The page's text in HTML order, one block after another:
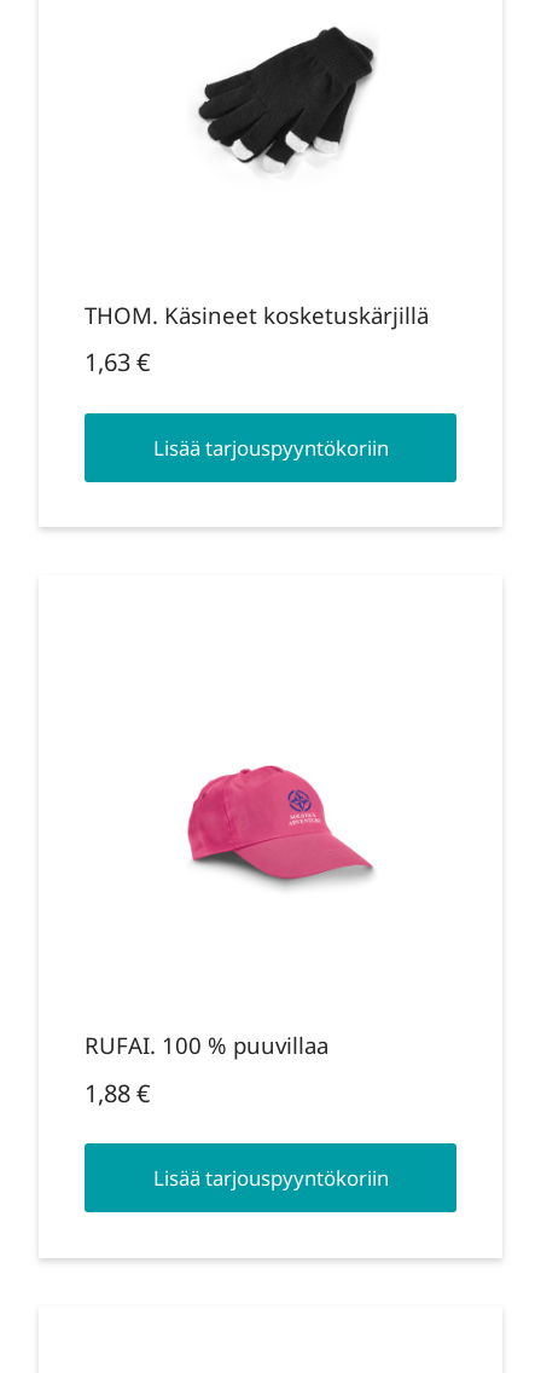
THOM. Käsineet kosketuskärjillä
1,63€
Lisää tarjouspyyntökoriin
RUFAI. 100 % puuvillaa
1,88€
Lisää tarjouspyyntökoriin